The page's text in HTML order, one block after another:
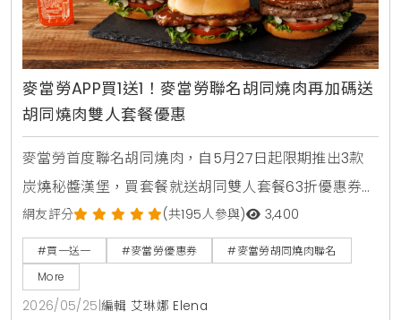
麥當勞APP買1送1！麥當勞聯名胡同燒肉再加碼送
胡同燒肉雙人套餐優惠
麥當勞首度聯名胡同燒肉，自5月27日起限期推出3款
炭燒秘醬漢堡，買套餐就送胡同雙人套餐63折優惠券。
人氣捲捲薯條同步回歸，還有西西里金選冰美式全新登
場，搭配APP年中慶享買1送1。
網友評分 (共195人參與) 3,400
#買一送一 #麥當勞優惠券
#麥當勞胡同燒肉聯名
More
2026/05/25 編輯 艾琳娜 Elena